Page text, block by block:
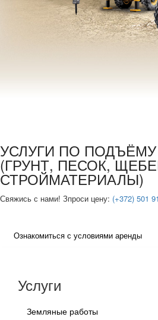
УСЛУГИ ПО ПОДЪЁМУ
(ГРУНТ, ПЕСОК,
СТРОЙМАТЕРИАЛЫ)
Свяжись с нами! Зпроси цену: (+372) 501
Ознакомиться с условиями аренды
Услуги
Земляные работы